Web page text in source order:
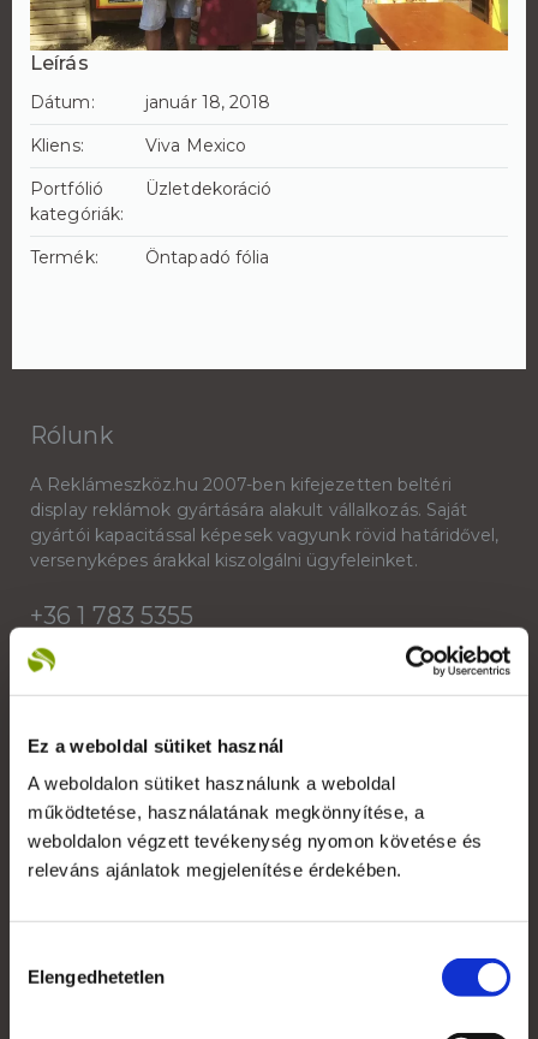
Ez a weboldal sütiket használ
A weboldalon sütiket használunk a weboldal
működtetése, használatának megkönnyítése, a
weboldalon végzett tevékenység nyomon követése és
releváns ajánlatok megjelenítése érdekében.
kiválasztása
Elengedhetetlen
Leírás
Dátum:
január 18, 2018
Kliens:
Viva Mexico
Portfólió
kategóriák:
Üzletdekoráció
Termék: Öntapadó fólia
Rólunk
A Reklámeszköz.hu 2007-ben kifejezetten beltéri
display reklámok gyártására alakult vállalkozás. Saját
gyártói kapacitással képesek vagyunk rövid határidővel,
versenyképes árakkal kiszolgálni ügyfeleinket.
+36 1 783 5355
Kapcsolat
Szakmai szótár
Mi az a süti?